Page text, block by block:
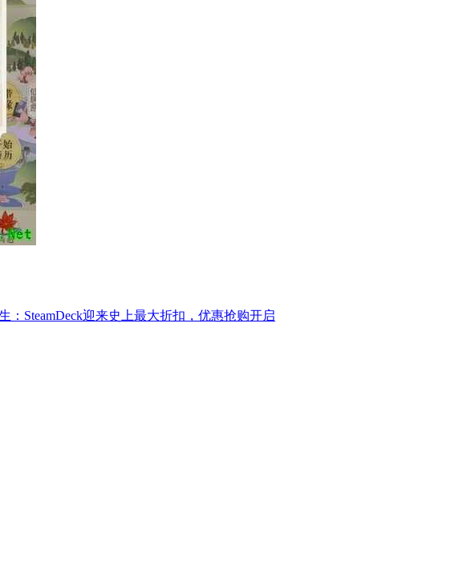
：SteamDeck迎来史上最大折扣，优惠抢购开启